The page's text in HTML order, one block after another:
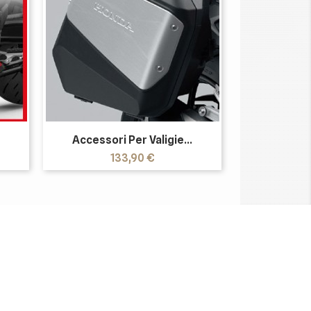
Accessori Per Valigie...
Prezzo
133,90 €